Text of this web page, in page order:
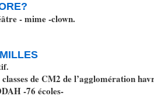
- mime -clown.
ILLES
classes de CM2 de l’agglomération
-76 écoles-